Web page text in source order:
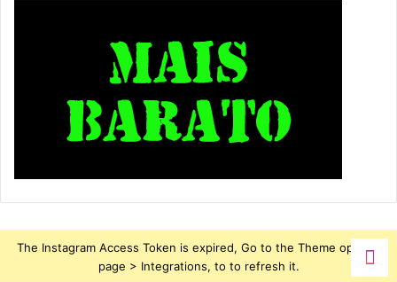
The Instagram Access Token is expired, Go to the Theme options
page > Integrations, to to refresh it.